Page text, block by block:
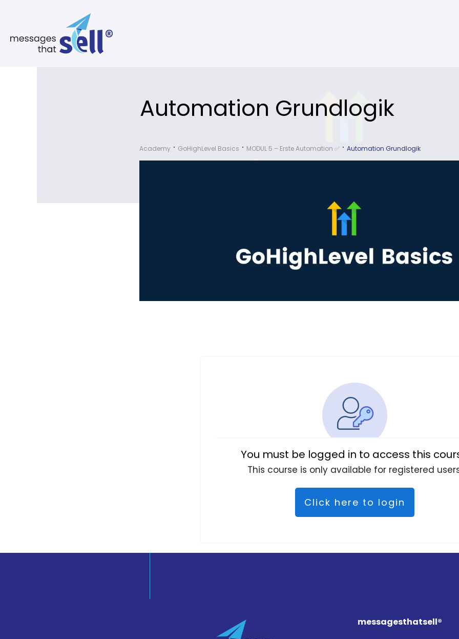
Automation Grundlogik
Academy GoHighLevel Basics MODUL 5 – Erste Automation ✅ Automation Grundlogik
You must be logged in to access this
This course is only available for registered
Click here to login
messagesthatsell®